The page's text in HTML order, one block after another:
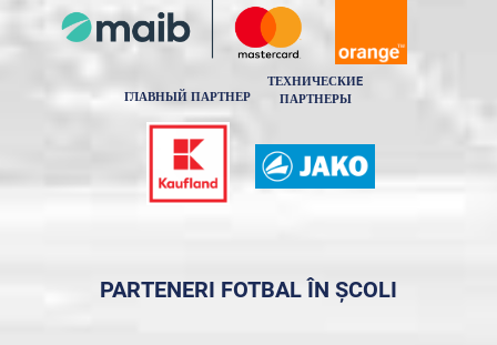
ГЛАВНЫЙ ПАРТНЕР
ТЕХНИЧЕСКИE
ПАРТНЕРЫ
PARTENERI FOTBAL ÎN ȘCOLI